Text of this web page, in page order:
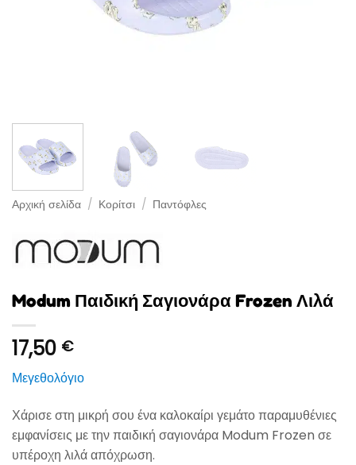
Αρχική σελίδα / Κορίτσι / Παντόφλες
Modum Παιδική Σαγιονάρα Frozen Λιλά
17,50 €
Μεγεθολόγιο
Χάρισε στη μικρή σου ένα καλοκαίρι γεμάτο παραμυθένιες
εμφανίσεις με την παιδική σαγιονάρα Modum Frozen σε
υπέροχη λιλά απόχρωση.